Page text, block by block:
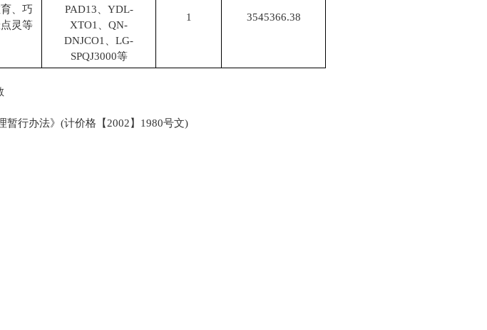
、巧
灵等
PAD13、YDL-
XTO1、QN-
DNJCO1、LG-
SPQJ3000等
1 3545366.38
，潘爱敏
管理暂行办法》(计价格【2002】1980号文)